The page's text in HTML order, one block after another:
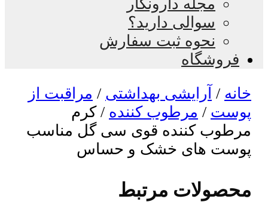
مجله دارونگار
سوالی دارید؟
نحوه ثبت سفارش
فروشگاه
خانه / آرایشی بهداشتی / مراقبت از
پوست / مرطوب کننده / کرم
مرطوب کننده قوی سی گل مناسب
پوست های خشک و حساس
محصولات مرتبط